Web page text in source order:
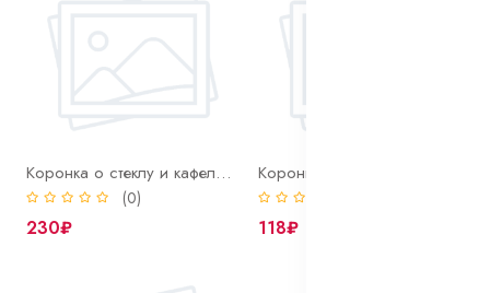
Коронка о стеклу и кафелю 20 мм Bohrer алмазная
(0)
230₽ 118₽